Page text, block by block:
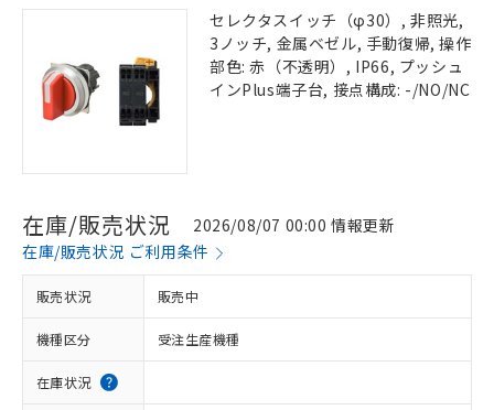
セレクタスイッチ（φ30）, 非照光,
3ノッチ, 金属ベゼル, 手動復帰, 操作
部色: 赤（不透明）, IP66, プッシュ
インPlus端子台, 接点構成: -/NO/NC
在庫/販売状況
2026/08/07 00:00 情報更新
在庫/販売状況 ご利用条件
販売状況 販売中
機種区分 受注生産機種
在庫状況